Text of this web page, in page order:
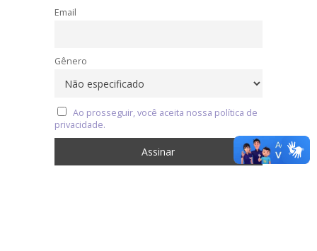
Email
Gênero
Ao prosseguir, você aceita nossa política de
privacidade.